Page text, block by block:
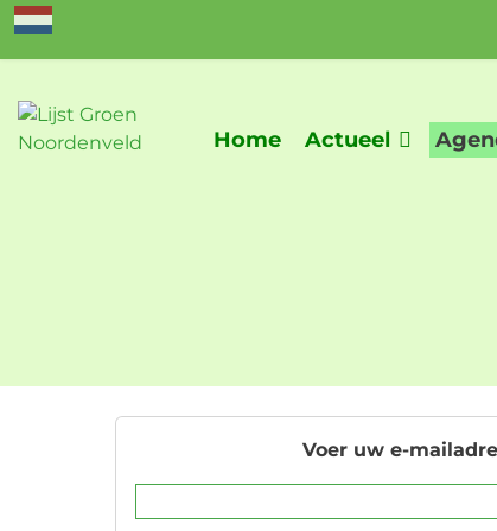
Home Actueel
Voer uw e-